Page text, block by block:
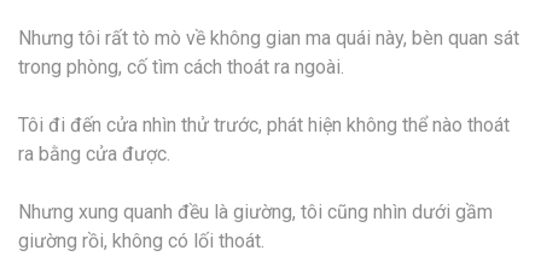
Nhưng tôi rất tò mò về không gian ma quái này, bèn quan sát
trong phòng, cố tìm cách thoát ra ngoài.
Tôi đi đến cửa nhìn thử trước, phát hiện không thể nào thoát
ra bằng cửa được.
Nhưng xung quanh đều là giường, tôi cũng nhìn dưới gầm
giường rồi, không có lối thoát.